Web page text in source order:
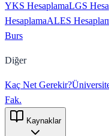
YKS HesaplamaLGS
HesaplamaALES
Burs
Diğer
Kaç Net Gerekir?
Fak.
Kaynaklar